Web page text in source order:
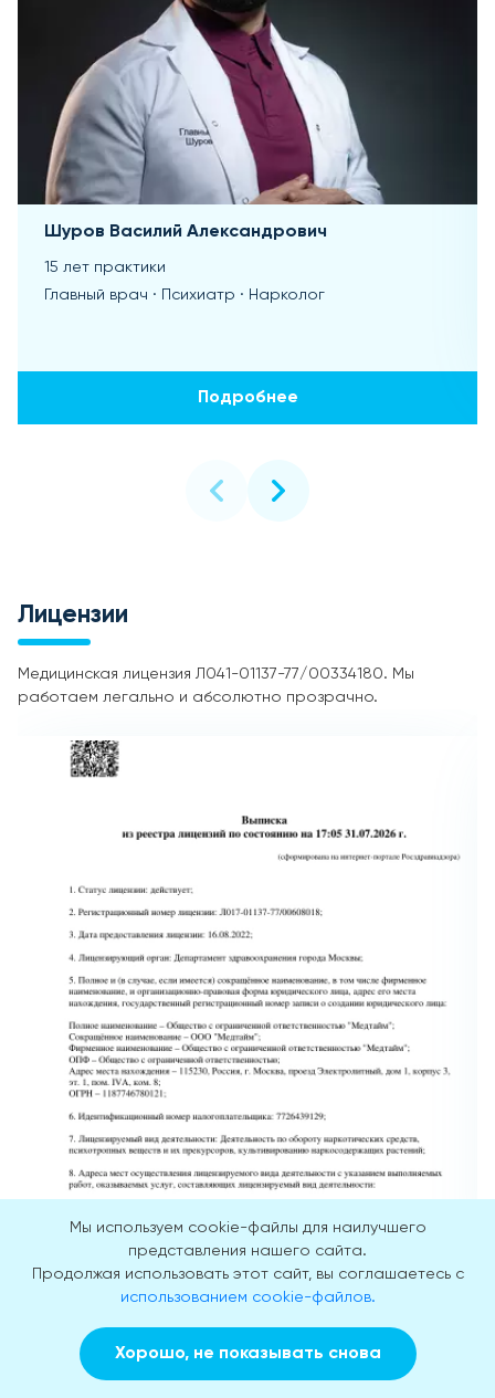
Шуров Василий Александрович
15 лет практики
Главный врач · Психиатр · Нарколог
Подробнее
Лицензии
Медицинская лицензия Л041-01137-77/00334180. Мы
работаем легально и абсолютно прозрачно.
Мы используем cookie-файлы для наилучшего
представления нашего сайта.
Продолжая использовать этот сайт, вы соглашаетесь с
использованием cookie-файлов.
Хорошо, не показывать снова
Заказать звонок Вызвать врача на дом